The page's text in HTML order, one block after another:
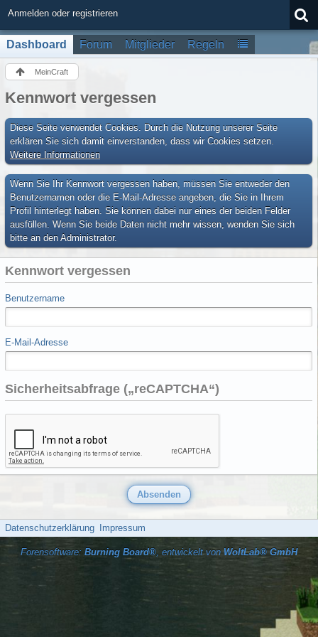
Anmelden oder registrieren
Dashboard Forum Mitglieder Regeln
MeinCraft
Kennwort vergessen
Diese Seite verwendet Cookies. Durch die Nutzung unserer Seite
erklären Sie sich damit einverstanden, dass wir Cookies setzen.
Weitere Informationen
Wenn Sie Ihr Kennwort vergessen haben, müssen Sie entweder den
Benutzernamen oder die E-Mail-Adresse angeben, die Sie in Ihrem
Profil hinterlegt haben. Sie können dabei nur eines der beiden Felder
ausfüllen. Wenn Sie beide Daten nicht mehr wissen, wenden Sie sich
bitte an den Administrator.
Kennwort vergessen
Benutzername
E-Mail-Adresse
Sicherheitsabfrage („reCAPTCHA“)
Datenschutzerklärung Impressum
Forensoftware: Burning Board®, entwickelt von WoltLab® GmbH